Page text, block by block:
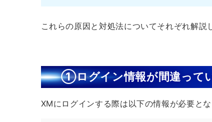
これらの原因と対処法についてそれぞれ解説
①ログイン情報が間違って
XMにログインする際は以下の情報が必要とな